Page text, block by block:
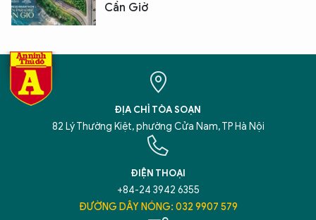
Cần Giờ
ĐỊA CHỈ TÒA SOẠN
82 Lý Thường Kiệt, phường Cửa Nam, TP Hà Nội
ĐIỆN THOẠI
+84-24 3942 6355
ĐƯỜNG DÂY NÓNG: 032 9907 579
TÔI LÀ CHATBOT CỦA
Hãy hỏi tôi bất kỳ điều gì bạn cần biết về
An Ninh Thủ Đô nhé. Tôi sẵn sàng hỗ trợ!